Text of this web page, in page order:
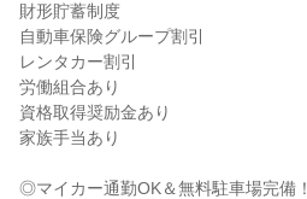
財形貯蓄制度
自動車保険グループ割引
レンタカー割引
労働組合あり
資格取得奨励金あり
家族手当あり
◎マイカー通勤OK＆無料駐車場完備！